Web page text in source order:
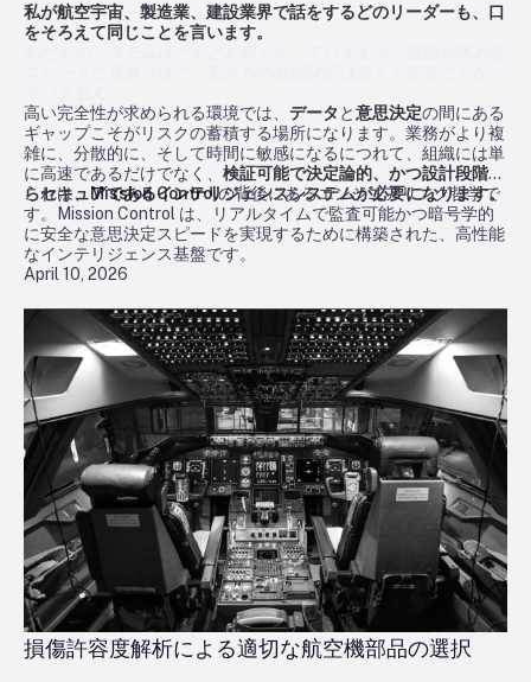
April 10, 2026
私が航空宇宙、製造業、建設業界で話をするどのリーダーも、口
をそろえて同じことを言います。
高い完全性が求められる環境では、 データ と意思決定の間にある
ギャップこそがリスクの蓄積する場所になります。業務がより複
雑に、分散的に、そして時間に敏感になるにつれて、組織には単
に高速であるだけでなく、 検証可能で決定論的、かつ設計段階か
らセキュアであるインテリジェンスシステムが必要になります。
これは、Mission Controlの背後にあるエンジニアリング哲学で
す。Mission Control は、リアルタイムで監査可能かつ暗号学的
に安全な意思決定スピードを実現するために構築された、高性能
なインテリジェンス基盤です。
損傷許容度解析による適切な航空機部品の選択